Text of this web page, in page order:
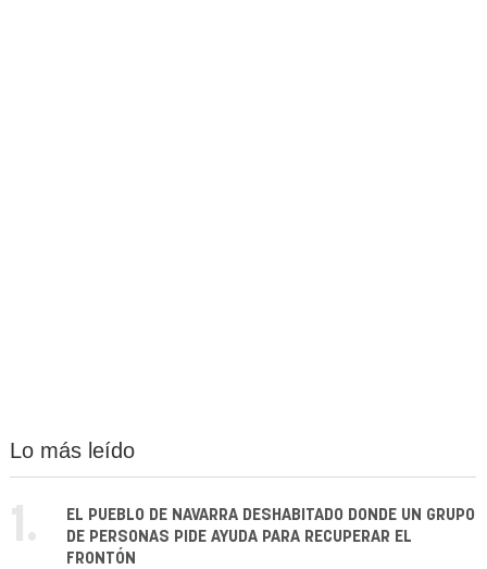
Lo más leído
1.
EL PUEBLO DE NAVARRA DESHABITADO DONDE UN GRUPO
DE PERSONAS PIDE AYUDA PARA RECUPERAR EL
FRONTÓN